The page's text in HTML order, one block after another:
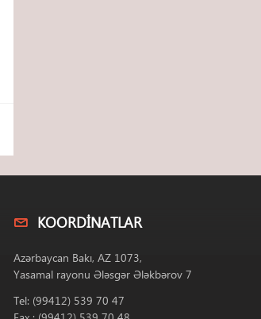
KOORDINATLAR
Azərbaycan Bakı, AZ 1073,
Yasamal rayonu Ələsgər Ələkbərov 7
Tel: (99412) 539 70 47